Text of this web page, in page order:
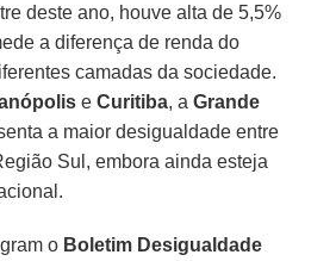
deste ano, houve alta de 5,5%
a diferença de renda do
camadas da sociedade.
eCuritiba, aGrande
a maior desigualdade entre
Sul, embora ainda esteja
o Boletim Desigualdade